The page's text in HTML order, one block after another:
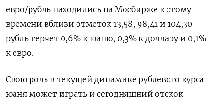
евро/рубль находились на Мосбирже к этому
времени вблизи отметок 13,58, 98,41 и 104,30 -
рубль теряет 0,6% к юаню, 0,3% к доллару и 0,1%
к евро.
Свою роль в текущей динамике рублевого курса
юаня может играть и сегодняшний отскок